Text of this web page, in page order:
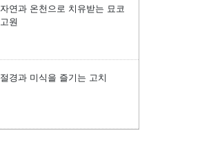
자연과 온천으로 치유받는 묘코
고원
절경과 미식을 즐기는 고치